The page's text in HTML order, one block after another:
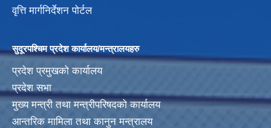
वृत्ति मार्गनिर्देशन पोर्टल
सुदूरपश्चिम प्रदेश कार्यालय/मन्त्रालयहरु
प्रदेश प्रमुखको कार्यालय
प्रदेश सभा
मुख्य मन्त्री तथा मन्त्रीपरिषदको कार्यालय
आन्तरिक मामिला तथा कानुन मन्त्रालय